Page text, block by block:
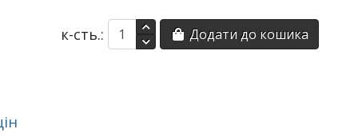
к-сть.: Додати до кошика